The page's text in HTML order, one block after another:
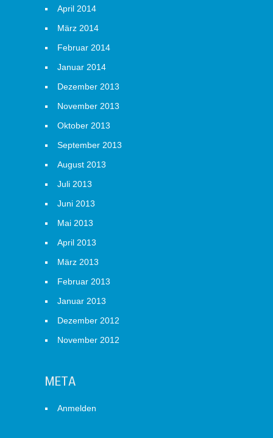
April 2014
März 2014
Februar 2014
Januar 2014
Dezember 2013
November 2013
Oktober 2013
September 2013
August 2013
Juli 2013
Juni 2013
Mai 2013
April 2013
März 2013
Februar 2013
Januar 2013
Dezember 2012
November 2012
META
Anmelden